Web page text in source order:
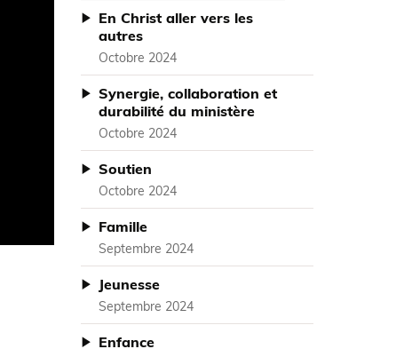
En Christ aller vers les
autres
Octobre 2024
Synergie, collaboration et
durabilité du ministère
Octobre 2024
Soutien
Octobre 2024
Famille
Septembre 2024
Jeunesse
Septembre 2024
Enfance